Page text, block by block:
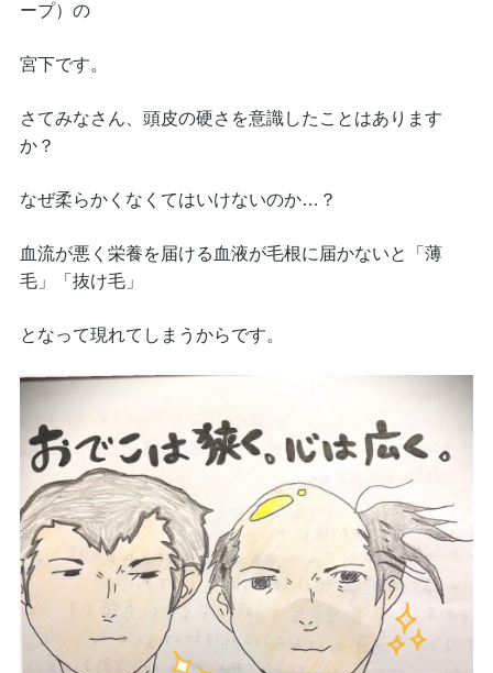
ープ）の
宮下です。
さてみなさん、頭皮の硬さを意識したことはあります
か？
なぜ柔らかくなくてはいけないのか…？
血流が悪く栄養を届ける血液が毛根に届かないと「薄
毛」「抜け毛」
となって現れてしまうからです。